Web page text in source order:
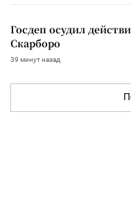
Госдеп осудил
Скарборо
39 минут назад